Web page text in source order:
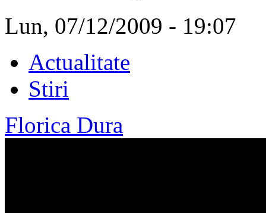
Lun, 07/12/2009 - 19:07
Actualitate
Stiri
Florica Dura